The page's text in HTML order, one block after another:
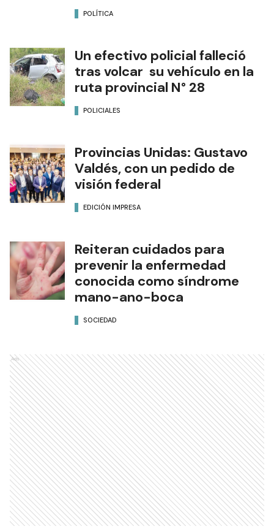
POLÍTICA
Un efectivo policial falleció
tras volcar su vehículo en la
ruta provincial N° 28
POLICIALES
Provincias Unidas: Gustavo
Valdés, con un pedido de
visión federal
EDICIÓN IMPRESA
Reiteran cuidados para
prevenir la enfermedad
conocida como síndrome
mano-ano-boca
SOCIEDAD
Ads